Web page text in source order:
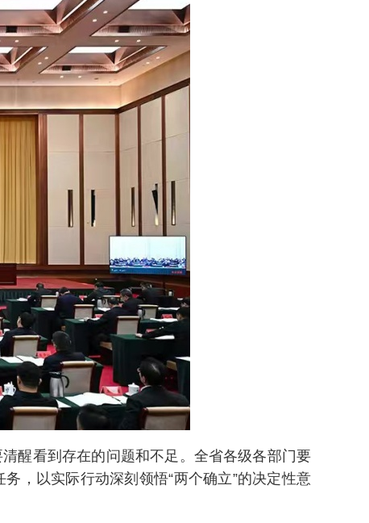
醒看到存在的问题和不足。全省各级各部门要
，以实际行动深刻领悟“两个确立”的决定性意